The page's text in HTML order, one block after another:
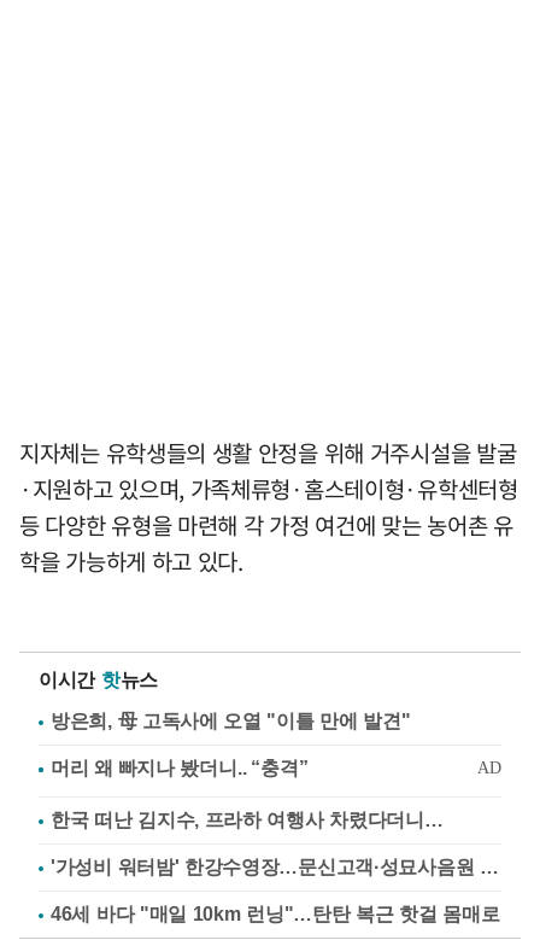
지자체는 유학생들의 생활 안정을 위해 거주시설을 발굴
·지원하고 있으며, 가족체류형·홈스테이형·유학센터형
등 다양한 유형을 마련해 각 가정 여건에 맞는 농어촌 유
학을 가능하게 하고 있다.
이시간 핫뉴스
방은희, 母 고독사에 오열 "이틀 만에 발견"
한국 떠난 김지수, 프라하 여행사 차렸다더니…
'가성비 워터밤' 한강수영장…문신고객·성묘사음원 민원
46세 바다 "매일 10km 런닝"…탄탄 복근 핫걸 몸매로